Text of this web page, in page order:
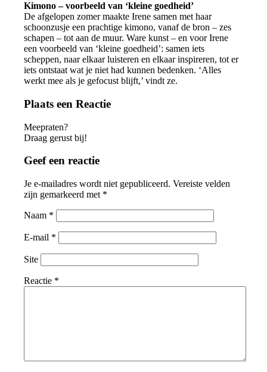
Kimono – voorbeeld van ‘kleine goedheid’
De afgelopen zomer maakte Irene samen met haar
schoonzusje een prachtige kimono, vanaf de bron – zes
schapen – tot aan de muur. Ware kunst – en voor Irene
een voorbeeld van ‘kleine goedheid’: samen iets
scheppen, naar elkaar luisteren en elkaar inspireren, tot er
iets ontstaat wat je niet had kunnen bedenken. ‘Alles
werkt mee als je gefocust blijft,’ vindt ze.
Plaats een Reactie
Meepraten?
Draag gerust bij!
Geef een reactie
Je e-mailadres wordt niet gepubliceerd. Vereiste velden
zijn gemarkeerd met *
Naam *
E-mail *
Site
Reactie *